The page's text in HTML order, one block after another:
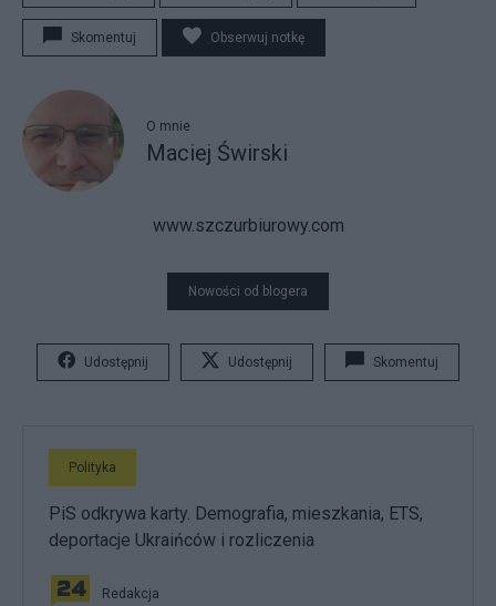
Skomentuj Obserwuj notkę
O mnie
Maciej Świrski
www.szczurbiurowy.com
Nowości od blogera
Udostępnij Udostępnij Skomentuj
Polityka
PiS odkrywa karty. Demografia, mieszkania, ETS,
deportacje Ukraińców i rozliczenia
Redakcja